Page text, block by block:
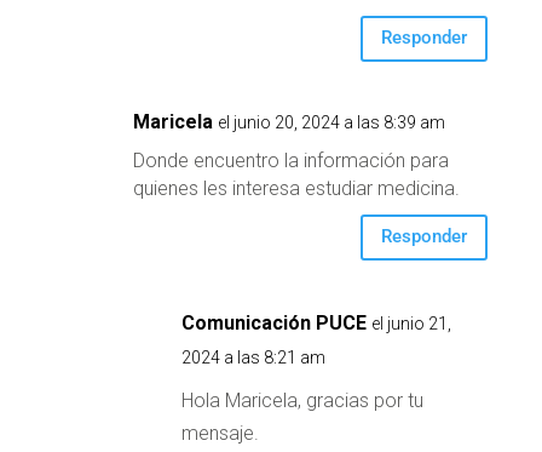
Responder
Maricela el junio 20, 2024 a las 8:39 am
Donde encuentro la información para
quienes les interesa estudiar medicina.
Responder
Comunicación PUCE el junio 21,
2024 a las 8:21 am
Hola Maricela, gracias por tu
mensaje.